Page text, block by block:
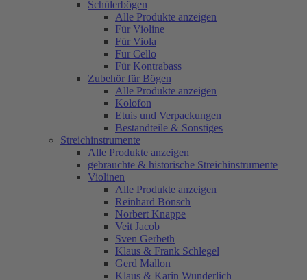
Schülerbögen
Alle Produkte anzeigen
Für Violine
Für Viola
Für Cello
Für Kontrabass
Zubehör für Bögen
Alle Produkte anzeigen
Kolofon
Etuis und Verpackungen
Bestandteile & Sonstiges
Streichinstrumente
Alle Produkte anzeigen
gebrauchte & historische Streichinstrumente
Violinen
Alle Produkte anzeigen
Reinhard Bönsch
Norbert Knappe
Veit Jacob
Sven Gerbeth
Klaus & Frank Schlegel
Gerd Mallon
Klaus & Karin Wunderlich